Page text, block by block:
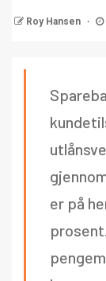
Roy Hansen
er på